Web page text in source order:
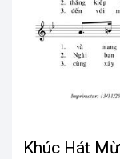
Khúc Hát